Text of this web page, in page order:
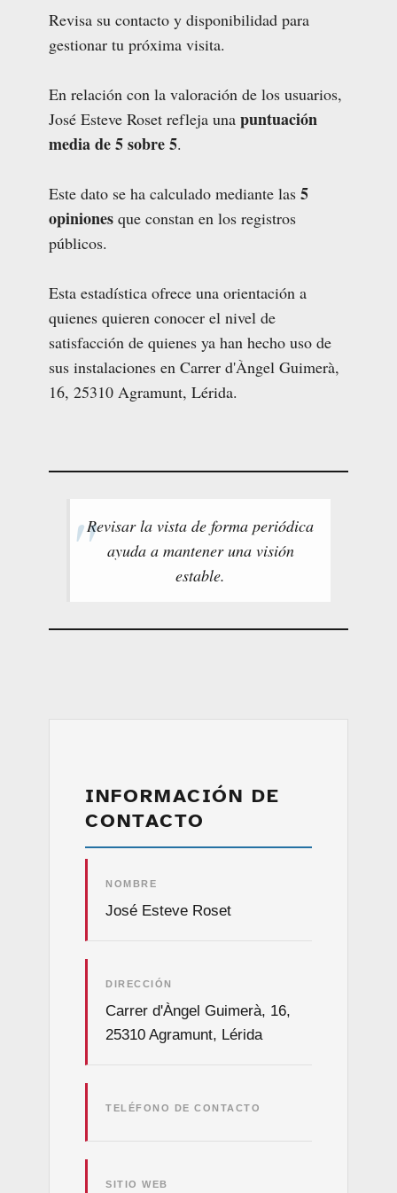
Revisa su contacto y disponibilidad para
gestionar tu próxima visita.
En relación con la valoración de los usuarios,
José Esteve Roset refleja una puntuación
media de 5 sobre 5.
Este dato se ha calculado mediante las 5
opiniones que constan en los registros
públicos.
Esta estadística ofrece una orientación a
quienes quieren conocer el nivel de
satisfacción de quienes ya han hecho uso de
sus instalaciones en Carrer d'Àngel Guimerà,
16, 25310 Agramunt, Lérida.
Revisar la vista de forma periódica
ayuda a mantener una visión
estable.
INFORMACIÓN DE
CONTACTO
NOMBRE
José Esteve Roset
DIRECCIÓN
Carrer d'Àngel Guimerà, 16,
25310 Agramunt, Lérida
TELÉFONO DE CONTACTO
SITIO WEB